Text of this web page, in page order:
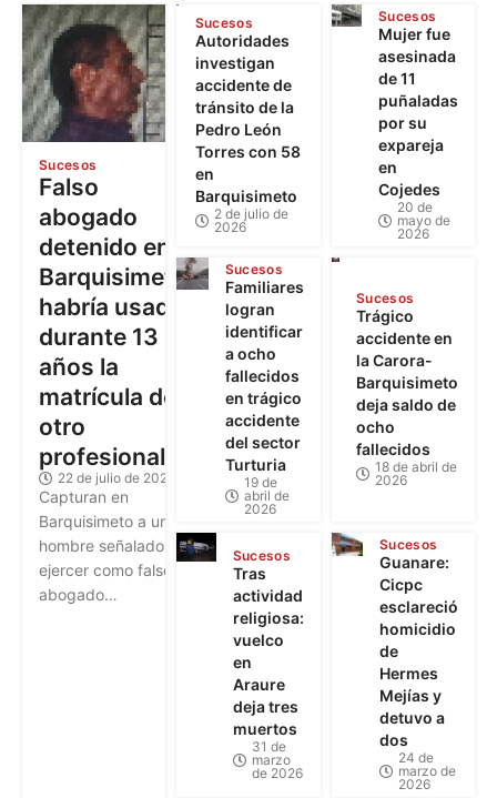
Sucesos
Falso
abogado
detenido en
Barquisimeto:
habría usado
durante 13
años la
matrícula de
otro
profesional
22 de julio de 2026
Capturan en
Barquisimeto a un
hombre señalado de
ejercer como falso
abogado…
Sucesos
Autoridades
investigan
accidente de
tránsito de la
Pedro León
Torres con 58
en
Barquisimeto
2 de julio de
2026
Sucesos
Mujer fue
asesinada
de 11
puñaladas
por su
expareja
en
Cojedes
20 de
mayo de
2026
Sucesos
Familiares
logran
identificar
a ocho
fallecidos
en trágico
accidente
del sector
Turturia
19 de
abril de
2026
Sucesos
Trágico
accidente en
la Carora-
Barquisimeto
deja saldo de
ocho
fallecidos
18 de abril de
2026
Sucesos
Tras
actividad
religiosa:
vuelco
en
Araure
deja tres
muertos
31 de
marzo
de 2026
Sucesos
Guanare:
Cicpc
esclareció
homicidio
de
Hermes
Mejías y
detuvo a
dos
24 de
marzo de
2026